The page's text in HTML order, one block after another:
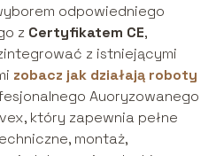
odpowiedniego
z Certyfikatem CE,
z istniejącymi
zobacz jak działają roboty
Auoryzowanego
który zapewnia pełne
montaż,